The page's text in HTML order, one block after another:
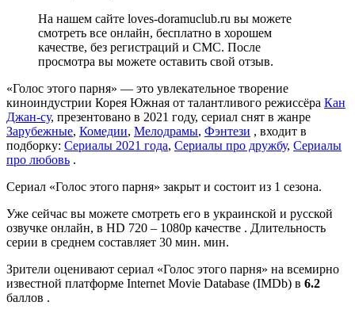
На нашем сайте loves-doramuclub.ru вы можете
смотреть все онлайн, бесплатно в хорошем
качестве, без регистраций и СМС. После
просмотра вы можете оставить свой отзыв.
«Голос этого парня» — это увлекательное творение
киноиндустрии Корея Южная от талантливого режиссёра Кан
Джан-су, презентовано в 2021 году, сериал снят в жанре
Зарубежные, Комедии, Мелодрамы, Фэнтези , входит в
подборку: Сериалы 2021 года, Сериалы про дружбу, Сериалы
про любовь .
Сериал «Голос этого парня» закрыт и состоит из 1 сезона.
Уже сейчас вы можете смотреть его в украинской и русской
озвучке онлайн, в HD 720 – 1080p качестве . Длительность
серии в среднем составляет 30 мин. мин.
Зрители оценивают сериал «Голос этого парня» на всемирно
известной платформе Internet Movie Database (IMDb) в 6.2
баллов .